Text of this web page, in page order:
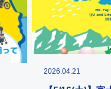
2026.04.21